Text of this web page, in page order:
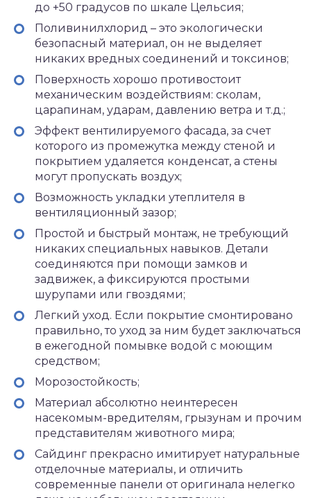
до +50 градусов по шкале Цельсия;
Поливинилхлорид – это экологически
безопасный материал, он не выделяет
никаких вредных соединений и токсинов;
Поверхность хорошо противостоит
механическим воздействиям: сколам,
царапинам, ударам, давлению ветра и т.д.;
Эффект вентилируемого фасада, за счет
которого из промежутка между стеной и
покрытием удаляется конденсат, а стены
могут пропускать воздух;
Возможность укладки утеплителя в
вентиляционный зазор;
Простой и быстрый монтаж, не требующий
никаких специальных навыков. Детали
соединяются при помощи замков и
задвижек, а фиксируются простыми
шурупами или гвоздями;
Легкий уход. Если покрытие смонтировано
правильно, то уход за ним будет заключаться
в ежегодной помывке водой с моющим
средством;
Морозостойкость;
Материал абсолютно неинтересен
насекомым-вредителям, грызунам и прочим
представителям животного мира;
Сайдинг прекрасно имитирует натуральные
отделочные материалы, и отличить
современные панели от оригинала нелегко